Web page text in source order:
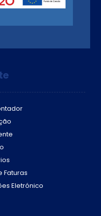
Faturas
Eletrónico